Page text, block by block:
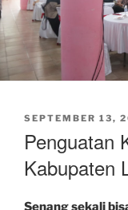
POSTED
SEPTEMBER 13,
Penguatan
Kabupaten
Senang sekali